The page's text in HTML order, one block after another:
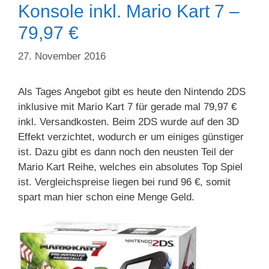
Konsole inkl. Mario Kart 7 –
79,97 €
27. November 2016
Als Tages Angebot gibt es heute den Nintendo 2DS
inklusive mit Mario Kart 7 für gerade mal 79,97 €
inkl. Versandkosten. Beim 2DS wurde auf den 3D
Effekt verzichtet, wodurch er um einiges günstiger
ist. Dazu gibt es dann noch den neusten Teil der
Mario Kart Reihe, welches ein absolutes Top Spiel
ist. Vergleichspreise liegen bei rund 96 €, somit
spart man hier schon eine Menge Geld.